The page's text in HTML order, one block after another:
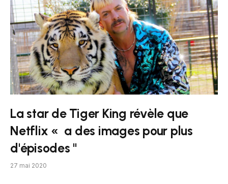
La star de Tiger King révèle que
Netflix « a des images pour plus
d'épisodes ''
27 mai 2020